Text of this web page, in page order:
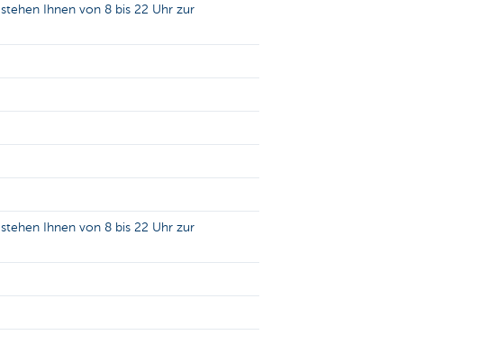
stehen Ihnen von 8 bis 22 Uhr zur
stehen Ihnen von 8 bis 22 Uhr zur